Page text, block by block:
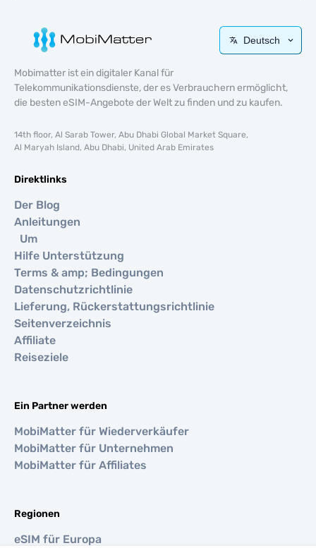
Deutsch
Mobimatter ist ein digitaler Kanal für
Telekommunikationsdienste, der es Verbrauchern ermöglicht,
die besten eSIM-Angebote der Welt zu finden und zu kaufen.
14th floor, Al Sarab Tower, Abu Dhabi Global Market Square,
Al Maryah Island, Abu Dhabi, United Arab Emirates
Direktlinks
Der Blog
Anleitungen
Um
Hilfe Unterstützung
Terms & amp; Bedingungen
Datenschutzrichtlinie
Lieferung, Rückerstattungsrichtlinie
Seitenverzeichnis
Affiliate
Reiseziele
Ein Partner werden
MobiMatter für Wiederverkäufer
MobiMatter für Unternehmen
MobiMatter für Affiliates
Regionen
eSIM für Europa